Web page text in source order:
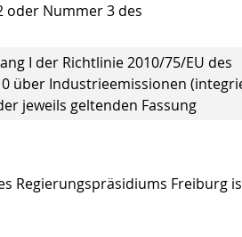
oder Nummer 3 des
I der Richtlinie 2010/75/EU des
über Industrieemissionen
jeweils geltenden Fassung
Regierungspräsidiums Freiburg